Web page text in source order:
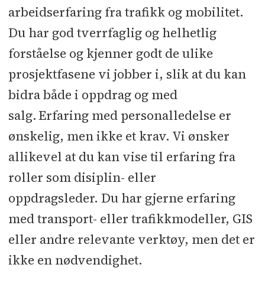
arbeidserfaring fra trafikk og mobilitet.
Du har god tverrfaglig og helhetlig
forståelse og kjenner godt de ulike
prosjektfasene vi jobber i, slik at du kan
bidra både i oppdrag og med
salg. Erfaring med personalledelse er
ønskelig, men ikke et krav. Vi ønsker
allikevel at du kan vise til erfaring fra
roller som disiplin- eller
oppdragsleder. Du har gjerne erfaring
med transport- eller trafikkmodeller, GIS
eller andre relevante verktøy, men det er
ikke en nødvendighet.